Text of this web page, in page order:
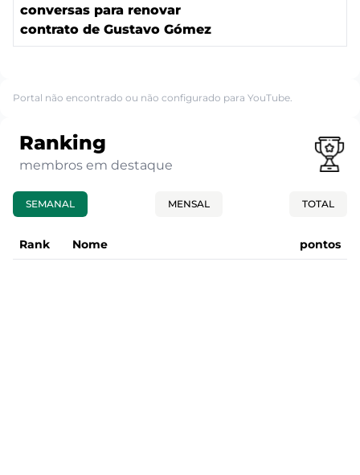
conversas para renovar
contrato de Gustavo Gómez
Portal não encontrado ou não configurado para YouTube.
Ranking
membros em destaque
SEMANAL MENSAL TOTAL
Rank Nome pontos